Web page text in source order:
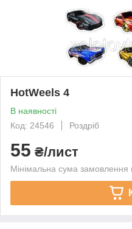
HotWeels 4
В наявності
Код: 24546
Роздріб
55 ₴/лист
Мінімальна сума